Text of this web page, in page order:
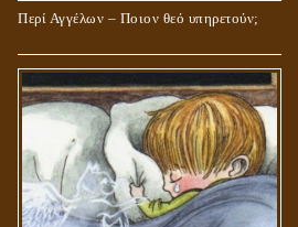
Περί Αγγέλων – Ποιον θεό υπηρετούν;